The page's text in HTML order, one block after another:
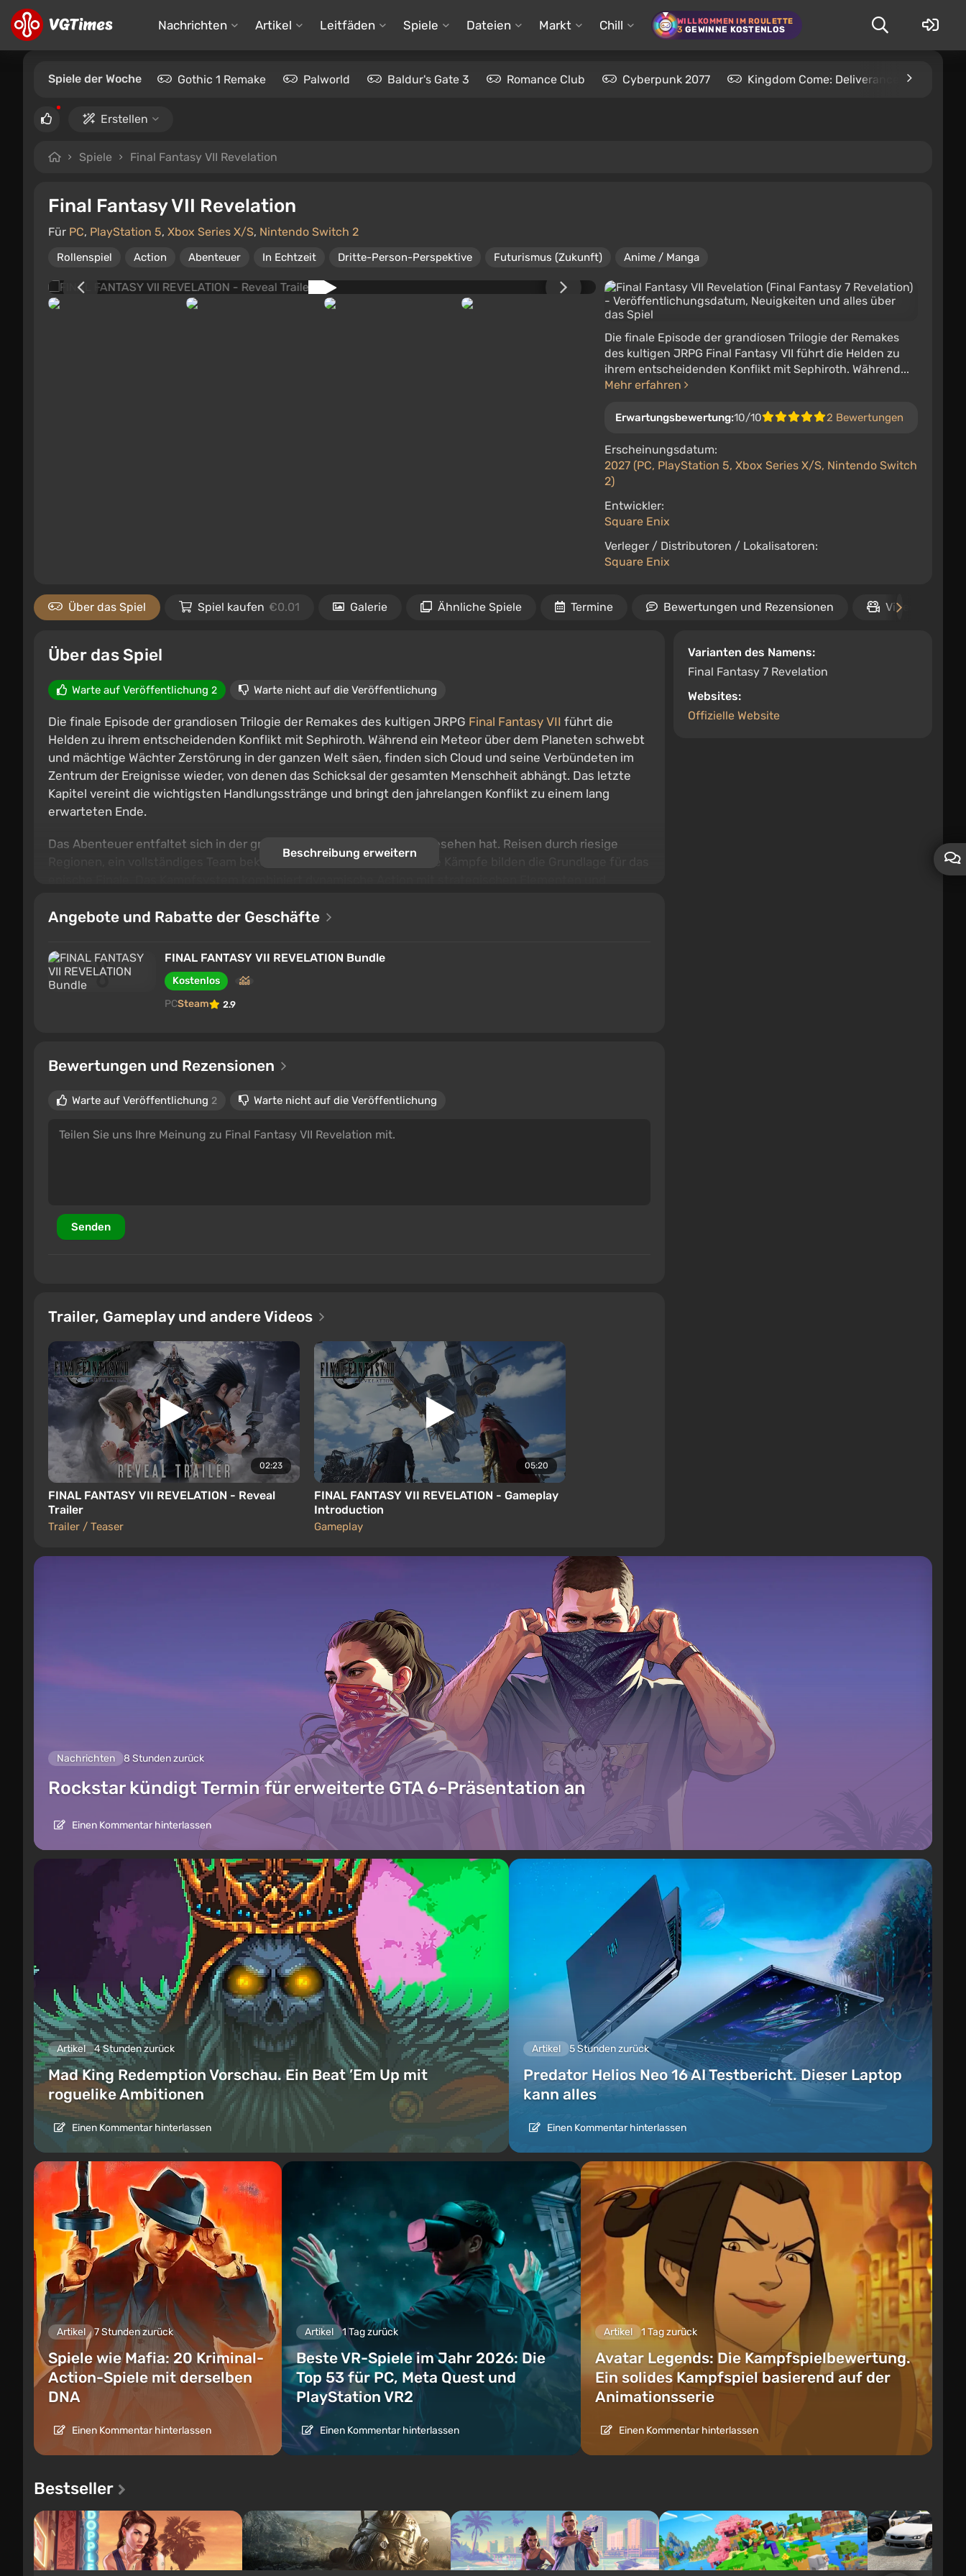
Nachrichten Artikel Leitfäden Spiele Dateien Markt Chill WILLKOMMEN IM ROULETTE
3 GEWINNE KOSTENLOS
Spiele der Woche Gothic 1 Remake Palworld Baldur's Gate 3 Romance Club Cyberpunk 2077 Kingdom Come: Deliverance 2
Erstellen
Spiele Final Fantasy VII Revelation
Final Fantasy VII Revelation
Für PC, PlayStation 5, Xbox Series X/S, Nintendo Switch 2
Rollenspiel Action Abenteuer In Echtzeit Dritte-Person-Perspektive Futurismus (Zukunft) Anime / Manga
Die finale Episode der grandiosen Trilogie der Remakes
des kultigen JRPG Final Fantasy VII führt die Helden zu
ihrem entscheidenden Konflikt mit Sephiroth. Während...
Mehr erfahren
Erwartungsbewertung:10/10 2 Bewertungen
Erscheinungsdatum:
2027 (PC, PlayStation 5, Xbox Series X/S, Nintendo Switch
2)
Entwickler:
Square Enix
Verleger / Distributoren / Lokalisatoren:
Square Enix
Über das Spiel Spiel kaufen €0.01 Galerie Ähnliche Spiele Termine Bewertungen und Rezensionen Video
Varianten des Namens:
Final Fantasy 7 Revelation
Websites:
Offizielle Website
Über das Spiel
Warte auf Veröffentlichung 2 Warte nicht auf die Veröffentlichung
Die finale Episode der grandiosen Trilogie der Remakes des kultigen JRPG Final Fantasy VII führt die
Helden zu ihrem entscheidenden Konflikt mit Sephiroth. Während ein Meteor über dem Planeten schwebt
und mächtige Wächter Zerstörung in der ganzen Welt säen, finden sich Cloud und seine Verbündeten im
Zentrum der Ereignisse wieder, von denen das Schicksal der gesamten Menschheit abhängt. Das letzte
Kapitel vereint die wichtigsten Handlungsstränge und bringt den jahrelangen Konflikt zu einem lang
erwarteten Ende.
Das Abenteuer entfaltet sich in der größten Welt, die die Trilogie je gesehen hat. Reisen durch riesige
Regionen, ein vollständiges Team bekannter Helden und spektakuläre Kämpfe bilden die Grundlage für das
der Geschichte, in dem das Schicksal des Planeten im letzten Kampf der Legenden entschieden wird.
Beschreibung erweitern
Angebote und Rabatte der Geschäfte
FINAL FANTASY VII REVELATION Bundle
Kostenlos
PCSteam 2.9
Bewertungen und Rezensionen
Warte auf Veröffentlichung 2 Warte nicht auf die Veröffentlichung
Senden
Trailer, Gameplay und andere Videos
02:23
FINAL FANTASY VII REVELATION - Reveal
Trailer
Trailer / Teaser
05:20
FINAL FANTASY VII REVELATION - Gameplay
Introduction
Gameplay
Nachrichten 8 Stunden zurück
Rockstar kündigt Termin für erweiterte GTA 6-Präsentation an
Einen Kommentar hinterlassen
Artikel 4 Stunden zurück
Mad King Redemption Vorschau. Ein Beat ’Em Up mit
roguelike Ambitionen
Einen Kommentar hinterlassen
Artikel 5 Stunden zurück
Predator Helios Neo 16 AI Testbericht. Dieser Laptop
kann alles
Einen Kommentar hinterlassen
Artikel 7 Stunden zurück
Spiele wie Mafia: 20 Kriminal-
Action-Spiele mit derselben
DNA
Einen Kommentar hinterlassen
Artikel 1 Tag zurück
Beste VR-Spiele im Jahr 2026: Die
Top 53 für PC, Meta Quest und
PlayStation VR2
Einen Kommentar hinterlassen
Artikel 1 Tag zurück
Avatar Legends: Die Kampfspielbewertung.
Ein solides Kampfspiel basierend auf der
Animationsserie
Einen Kommentar hinterlassen
Bestseller